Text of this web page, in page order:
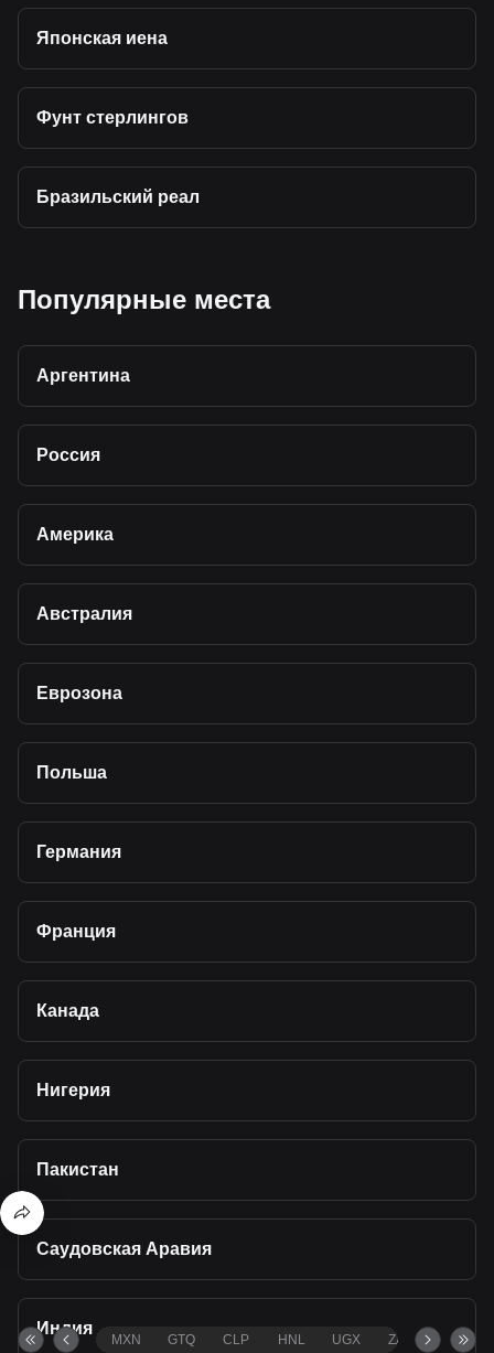
Японская иена
Фунт стерлингов
Бразильский реал
Популярные места
Аргентина
Россия
Америка
Австралия
Еврозона
Польша
Германия
Франция
Канада
Нигерия
Пакистан
Саудовская Аравия
Индия
MXN GTQ CLP HNL UGX ZAR TND